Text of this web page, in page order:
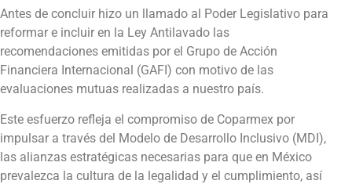
Antes de concluir hizo un llamado al Poder Legislativo para
reformar e incluir en la Ley Antilavado las
recomendaciones emitidas por el Grupo de Acción
Financiera Internacional (GAFI) con motivo de las
evaluaciones mutuas realizadas a nuestro país.
Este esfuerzo refleja el compromiso de Coparmex por
impulsar a través del Modelo de Desarrollo Inclusivo (MDI),
las alianzas estratégicas necesarias para que en México
prevalezca la cultura de la legalidad y el cumplimiento, así